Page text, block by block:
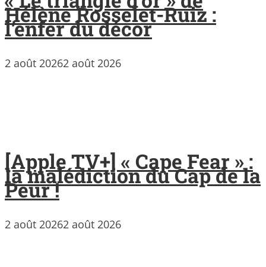
Hélène Rosselet-Ruiz :
l’enfer du décor
2 août 20262 août 2026
[Apple TV+] « Cape Fear » :
la malédiction du Cap de la
Peur !
2 août 20262 août 2026